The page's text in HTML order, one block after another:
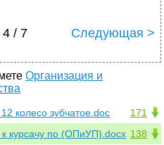
4 / 7 Следующая >
Организация и
171
колесо зубчатое.doc
138
к курсачу по (ОПиУП).docx